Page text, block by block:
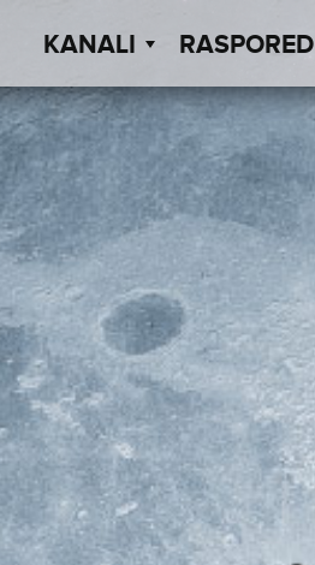
KANALI RASPORED